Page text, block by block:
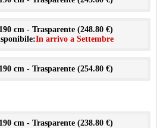
cm - Trasparente (248.80 €)
In arrivo a Settembre
cm - Trasparente (254.80 €)
cm - Trasparente (238.80 €)